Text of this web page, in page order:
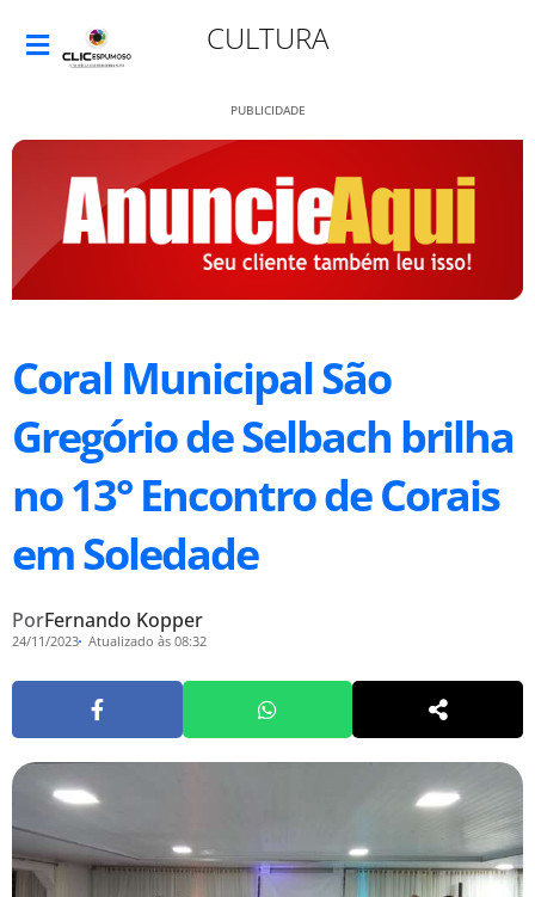
CULTURA
PUBLICIDADE
Coral Municipal São
Gregório de Selbach brilha
no 13° Encontro de Corais
em Soledade
PorFernando Kopper
24/11/2023 Atualizado às 08:32